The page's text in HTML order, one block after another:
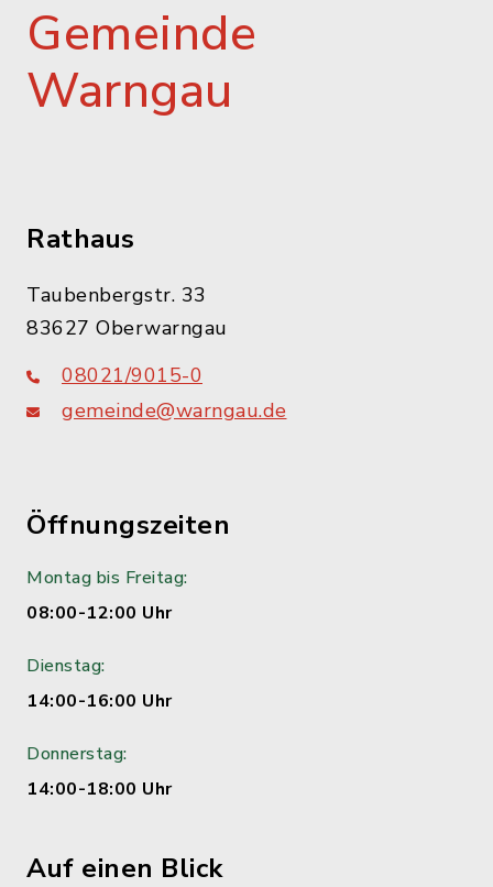
Gemeinde
Warngau
Rathaus
Taubenbergstr. 33
83627 Oberwarngau
08021/9015-0
gemeinde@warngau.de
Öffnungszeiten
Montag bis Freitag:
08:00-12:00 Uhr
Dienstag:
14:00-16:00 Uhr
Donnerstag:
14:00-18:00 Uhr
Auf einen Blick